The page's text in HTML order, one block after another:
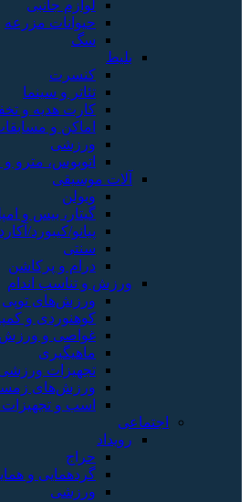
لوازم جانبی
حیوانات مزرعه
سگ
بلیط
کنسرت
تئاتر و سینما
کارت هدیه و
اماکن و
ورزشی
اتوبوس، مترو و
آلات موسیقی
ویولن
گیتار، بیس و
پیانو/کیبورد/
سنتی
درام و پرکاشن
ورزش و تناسب اندام
ورزش‌های توپی
کوهنوردی و
غواصی و
ماهیگیری
تجهیزات
ورزش‌های
اسب و
اجتماعی
رویداد
حراج
گردهمایی و
ورزشی